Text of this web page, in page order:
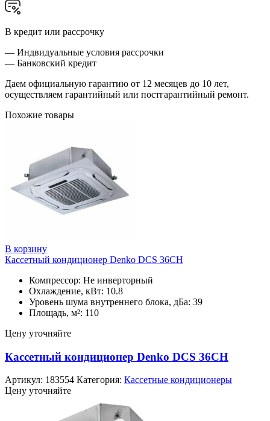
В кредит или рассрочку
— Индвидуальные условия рассрочки
— Банковский кредит
Даем официальную гарантию от 12 месяцев до 10 лет,
осуществляем гарантийный или постгарантийный ремонт.
Похожие товары
В корзину
Кассетный кондиционер Denko DCS 36СH
Компрессор: Не инверторный
Охлаждение, кВт: 10.8
Уровень шума внутреннего блока, дБа: 39
Площадь, м²: 110
Цену уточняйте
Кассетный кондиционер Denko DCS 36СH
Артикул: 183554 Категория: Кассетные кондиционеры
Цену уточняйте